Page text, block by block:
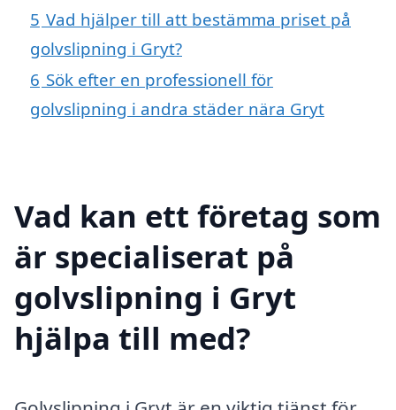
5 Vad hjälper till att bestämma priset på
golvslipning i Gryt?
6 Sök efter en professionell för
golvslipning i andra städer nära Gryt
Vad kan ett företag som
är specialiserat på
golvslipning i Gryt
hjälpa till med?